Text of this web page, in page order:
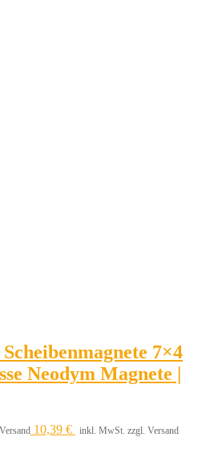
7×4
Neodym Magnete |
10,39 € inkl. MwSt. zzgl. Versand